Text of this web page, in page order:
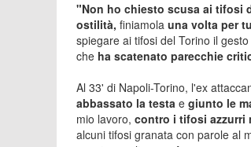
"Non ho chiesto scusa ai tifosi
ostilità, finiamola una volta per
spiegare ai tifosi del Torino il
che ha scatenato parecchie
Al 33' di Napoli-Torino, l'ex
abbassato la testa e giunto le
mio lavoro, contro i tifosi azzurri
alcuni tifosi granata con parole al